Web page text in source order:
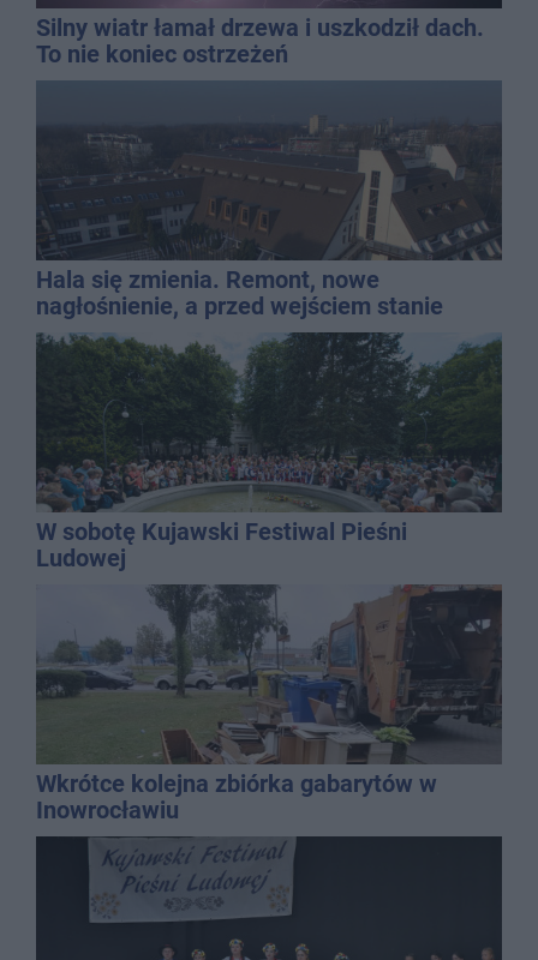
Silny wiatr łamał drzewa i uszkodził dach.
To nie koniec ostrzeżeń
Hala się zmienia. Remont, nowe
nagłośnienie, a przed wejściem stanie
QEMETICA ARENA
W sobotę Kujawski Festiwal Pieśni
Ludowej
Wkrótce kolejna zbiórka gabarytów w
Inowrocławiu